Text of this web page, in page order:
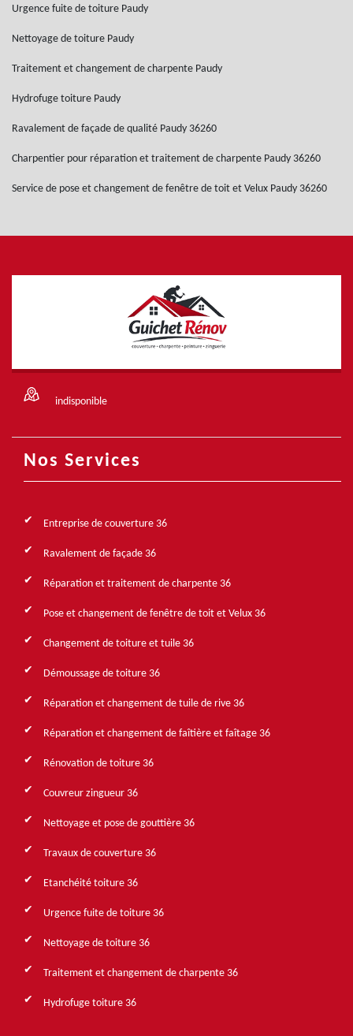
Urgence fuite de toiture Paudy
Nettoyage de toiture Paudy
Traitement et changement de charpente Paudy
Hydrofuge toiture Paudy
Ravalement de façade de qualité Paudy 36260
Charpentier pour réparation et traitement de charpente Paudy 36260
Service de pose et changement de fenêtre de toit et Velux Paudy 36260
indisponible
Nos Services
Entreprise de couverture 36
Ravalement de façade 36
Réparation et traitement de charpente 36
Pose et changement de fenêtre de toit et Velux 36
Changement de toiture et tuile 36
Démoussage de toiture 36
Réparation et changement de tuile de rive 36
Réparation et changement de faîtière et faîtage 36
Rénovation de toiture 36
Couvreur zingueur 36
Nettoyage et pose de gouttière 36
Travaux de couverture 36
Etanchéité toiture 36
Urgence fuite de toiture 36
Nettoyage de toiture 36
Traitement et changement de charpente 36
Hydrofuge toiture 36